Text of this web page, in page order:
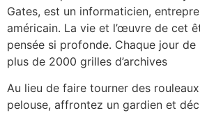
Gates, est un informaticien,
américain. La vie et l’œuvre de cet
pensée si profonde. Chaque jour
plus de 2000 grilles d’archives
Au lieu de faire tourner des
pelouse, affrontez un gardien et